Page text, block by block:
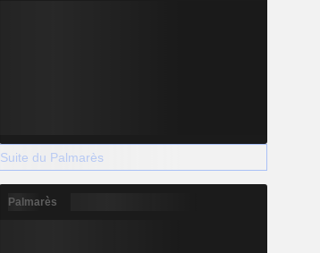
Suite du Palmarès
Palmarès